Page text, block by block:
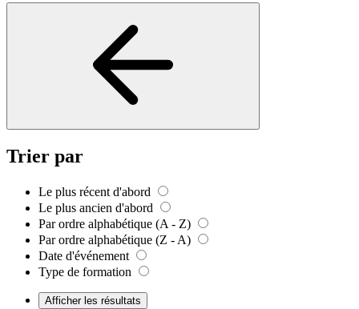
Trier par
Le plus récent d'abord
Le plus ancien d'abord
Par ordre alphabétique (A - Z)
Par ordre alphabétique (Z - A)
Date d'événement
Type de formation
Afficher les résultats